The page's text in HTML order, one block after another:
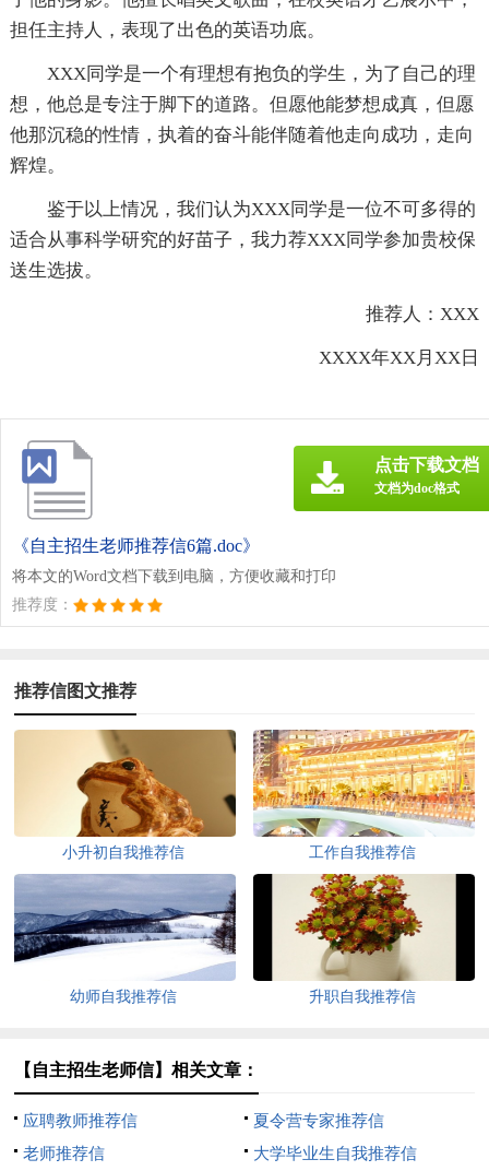
担任主持人，表现了出色的英语功底。
XXX同学是一个有理想有抱负的学生，为了自己的理
想，他总是专注于脚下的道路。但愿他能梦想成真，但愿
他那沉稳的性情，执着的奋斗能伴随着他走向成功，走向
辉煌。
鉴于以上情况，我们认为XXX同学是一位不可多得的
适合从事科学研究的好苗子，我力荐XXX同学参加贵校保
送生选拔。
推荐人：XXX
XXXX年XX月XX日
《自主招生老师推荐信6篇.doc》
将本文的Word文档下载到电脑，方便收藏和打印
推荐度：
点击下载文档
文档为doc格式
推荐信图文推荐
小升初自我推荐信 工作自我推荐信
幼师自我推荐信 升职自我推荐信
【自主招生老师信】相关文章：
应聘教师推荐信
夏令营专家推荐信
老师推荐信
大学毕业生自我推荐信